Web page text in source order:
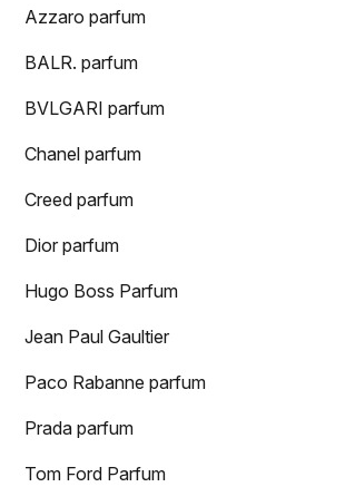
Azzaro parfum
BALR. parfum
BVLGARI parfum
Chanel parfum
Creed parfum
Dior parfum
Hugo Boss Parfum
Jean Paul Gaultier
Paco Rabanne parfum
Prada parfum
Tom Ford Parfum